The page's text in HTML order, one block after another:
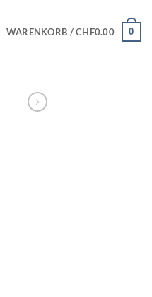
WARENKORB /CHF0.00 0